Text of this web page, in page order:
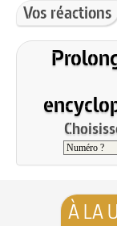
Vos réactions
À LA